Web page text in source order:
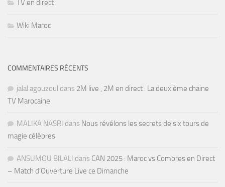
TV en direct
Wiki Maroc
COMMENTAIRES RÉCENTS
jalal agouzoul dans 2M live , 2M en direct : La deuxième chaine
TV Marocaine
MALIKA NASRI dans Nous révélons les secrets de six tours de
magie célèbres
ANSUMOU BILALI dans CAN 2025 : Maroc vs Comores en Direct
– Match d’Ouverture Live ce Dimanche